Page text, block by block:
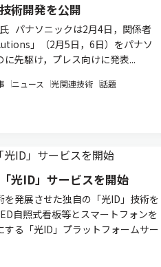
術開発を公開
パナソニックは2月4日，関係者
」（2月5日，6日）をパナソ
先駆け，プレス向けに発表...
ニュース 光関連技術 話題
光ID」サービスを開始
発展させた独自の「光ID」技術を
自照式看板等とスマートフォンを
る「光ID」プラットフォームサー